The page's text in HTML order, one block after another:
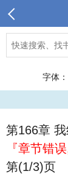
字体：
第166章
『章节错
第(1/3)页